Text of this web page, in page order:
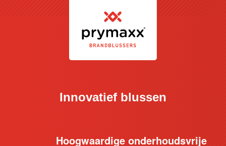
Innovatief blussen
Hoogwaardige onderhoudsvrije